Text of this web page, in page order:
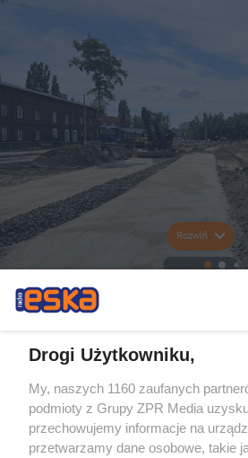
Rozwiń
Drogi Użytkowniku,
My, naszych 1160 zaufanych
podmioty z Grupy ZPR Media
przechowujemy informacje na
przetwarzamy dane osobowe, takie